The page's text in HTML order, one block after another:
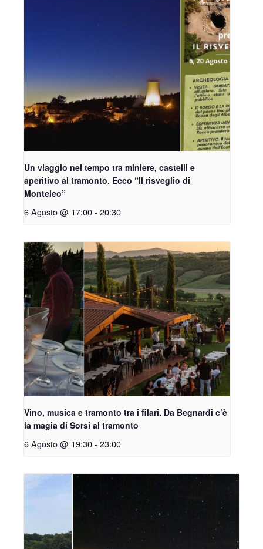
Un viaggio nel tempo tra miniere, castelli e
aperitivo al tramonto. Ecco “Il risveglio di
Monteleo”
6 Agosto @ 17:00- 20:30
Vino, musica e tramonto tra i filari. Da Begnardi c’è
la magia di Sorsi al tramonto
6 Agosto @ 19:30- 23:00